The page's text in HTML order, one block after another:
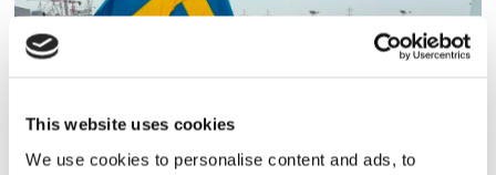
This website uses cookies
We use cookies to personalise content and ads, to